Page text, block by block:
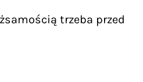
trzeba przed